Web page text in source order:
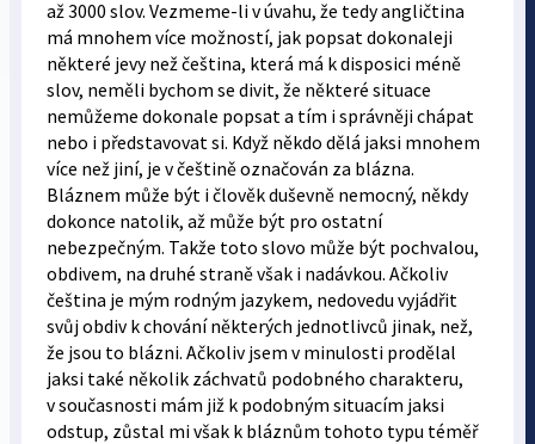
až 3000 slov. Vezmeme-li v úvahu, že tedy angličtina
má mnohem více možností, jak popsat dokonaleji
některé jevy než čeština, která má k disposici méně
slov, neměli bychom se divit, že některé situace
nemůžeme dokonale popsat a tím i správněji chápat
nebo i představovat si. Když někdo dělá jaksi mnohem
více než jiní, je v češtině označován za blázna.
Bláznem může být i člověk duševně nemocný, někdy
dokonce natolik, až může být pro ostatní
nebezpečným. Takže toto slovo může být pochvalou,
obdivem, na druhé straně však i nadávkou. Ačkoliv
čeština je mým rodným jazykem, nedovedu vyjádřit
svůj obdiv k chování některých jednotlivců jinak, než,
že jsou to blázni. Ačkoliv jsem v minulosti prodělal
jaksi také několik záchvatů podobného charakteru,
v současnosti mám již k podobným situacím jaksi
odstup, zůstal mi však k bláznům tohoto typu téměř